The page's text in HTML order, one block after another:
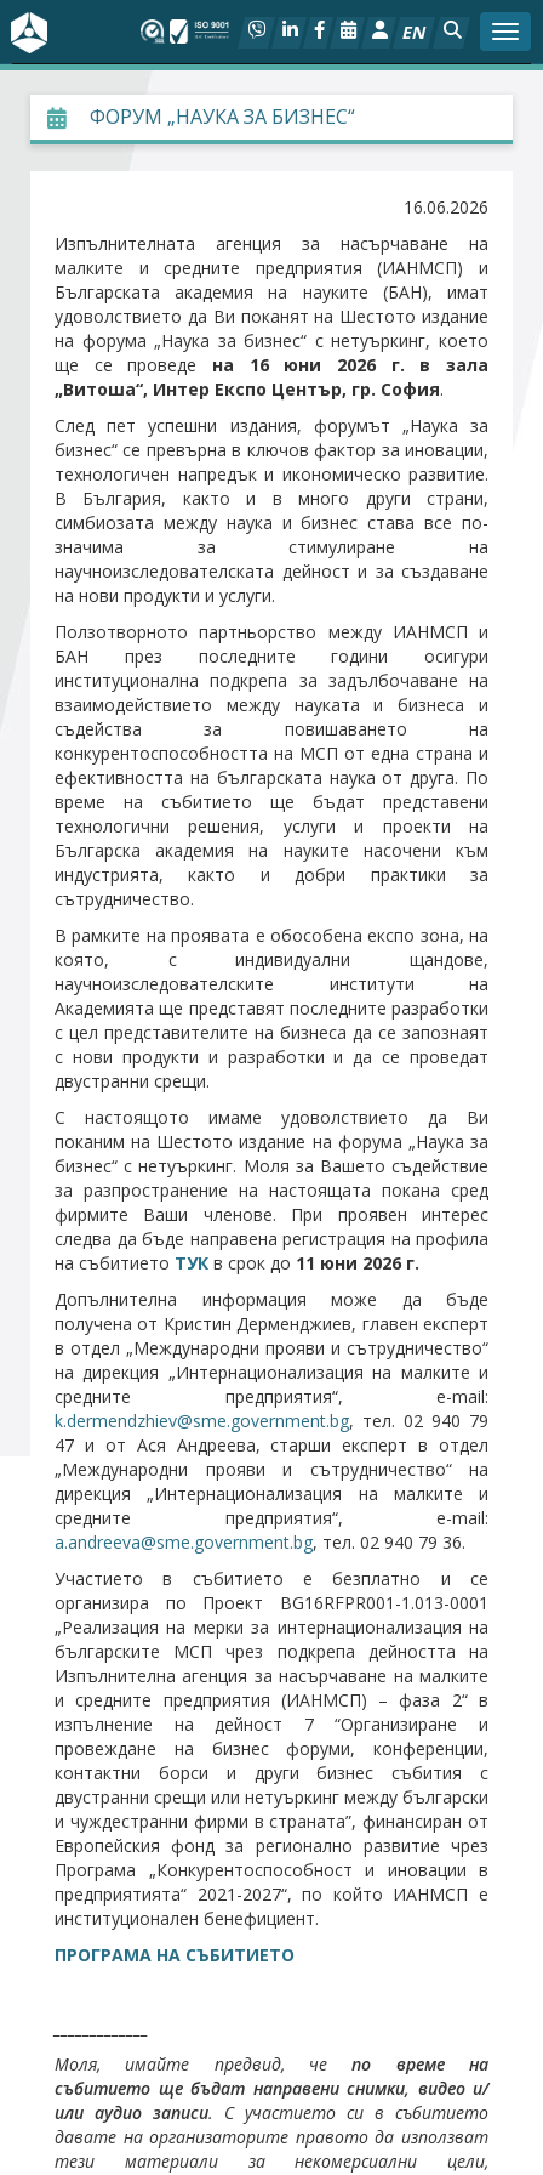
EN
За БСК
На фокус
Социален диалог
Дейности
Арбитражен съд
Проекти
Членове
Стани член
Абонирайте се!
ФОРУМ „НАУКА ЗА БИЗНЕС“
16.06.2026
Изпълнителната агенция за насърчаване на
малките и средните предприятия (ИАНМСП) и
Българската академия на науките (БАН), имат
удоволствието да Ви поканят на Шестото издание
на форума „Наука за бизнес“ с нетуъркинг, което
ще се проведе на 16 юни 2026 г. в зала
„Витоша“, Интер Експо Център, гр. София.
След пет успешни издания, форумът „Наука за
бизнес“ се превърна в ключов фактор за иновации,
технологичен напредък и икономическо развитие.
В България, както и в много други страни,
симбиозата между наука и бизнес става все по-
значима за стимулиране на
научноизследователската дейност и за създаване
на нови продукти и услуги.
Ползотворното партньорство между ИАНМСП и
БАН през последните години осигури
институционална подкрепа за задълбочаване на
взаимодействието между науката и бизнеса и
съдейства за повишаването на
конкурентоспособността на МСП от една страна и
ефективността на българската наука от друга. По
време на събитието ще бъдат представени
технологични решения, услуги и проекти на
Българска академия на науките насочени към
индустрията, както и добри практики за
сътрудничество.
В рамките на проявата е обособена експо зона, на
която, с индивидуални щандове,
научноизследователските институти на
Академията ще представят последните разработки
с цел представителите на бизнеса да се запознаят
с нови продукти и разработки и да се проведат
двустранни срещи.
С настоящото имаме удоволствието да Ви
поканим на Шестото издание на форума „Наука за
бизнес“ с нетуъркинг. Моля за Вашето съдействие
за разпространение на настоящата покана сред
фирмите Ваши членове. При проявен интерес
следва да бъде направена регистрация на профила
на събитието ТУК в срок до 11 юни 2026 г.
Допълнителна информация може да бъде
получена от Кристин Дерменджиев, главен експерт
в отдел „Международни прояви и сътрудничество“
на дирекция „Интернационализация на малките и
средните предприятия“, e-mail:
k.dermendzhiev@sme.government.bg, тел. 02 940 79
47 и от Ася Андреева, старши експерт в отдел
„Международни прояви и сътрудничество“ на
дирекция „Интернационализация на малките и
средните предприятия“, e-mail:
a.andreeva@sme.government.bg, тел. 02 940 79 36.
Участието в събитието е безплатно и се
организира по Проект BG16RFPR001-1.013-0001
„Реализация на мерки за интернационализация на
българските МСП чрез подкрепа дейността на
Изпълнителна агенция за насърчаване на малките
и средните предприятия (ИАНМСП) – фаза 2“ в
изпълнение на дейност 7 “Организиране и
провеждане на бизнес форуми, конференции,
контактни борси и други бизнес събития с
двустранни срещи или нетуъркинг между български
и чуждестранни фирми в страната”, финансиран от
Европейския фонд за регионално развитие чрез
Програма „Конкурентоспособност и иновации в
предприятията“ 2021-2027“, по който ИАНМСП е
институционален бенефициент.
ПРОГРАМА НА СЪБИТИЕТО
Моля, имайте предвид, чепо време на
събитието ще бъдат направени снимки, видео и/
или аудио записи. С участието си в събитието
давате на организаторите правото да използват
тези материали за некомерсиални цели,